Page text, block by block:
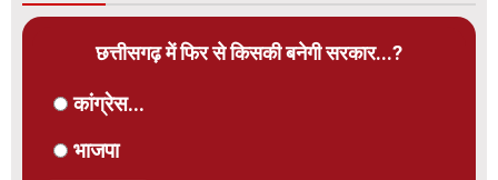
छत्तीसगढ़ में फिर से किसकी बनेगी सरकार...?
कांग्रेस...
भाजपा